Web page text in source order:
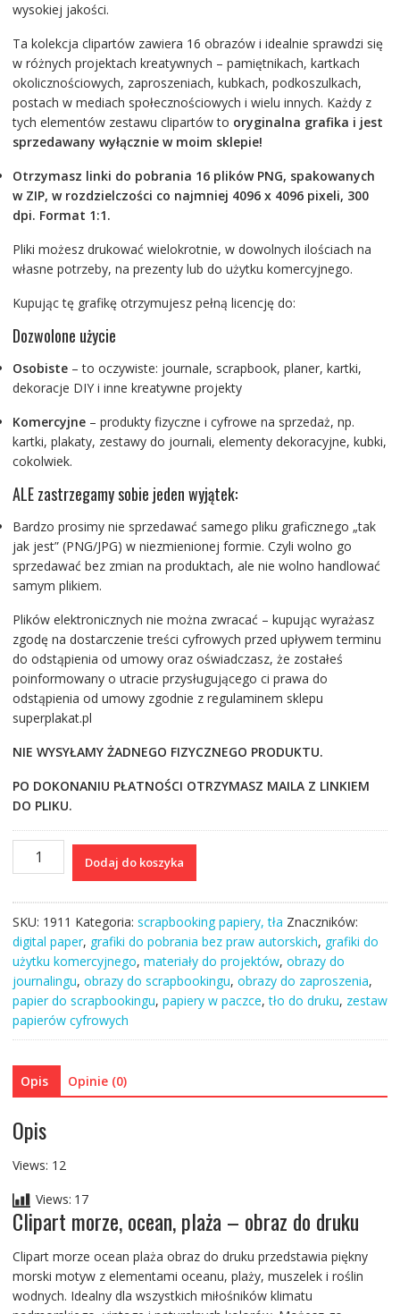
wysokiej jakości.
Ta kolekcja clipartów zawiera 16 obrazów i idealnie sprawdzi się
w różnych projektach kreatywnych – pamiętnikach, kartkach
okolicznościowych, zaproszeniach, kubkach, podkoszulkach,
postach w mediach społecznościowych i wielu innych. Każdy z
tych elementów zestawu clipartów to oryginalna grafika i jest
sprzedawany wyłącznie w moim sklepie!
Otrzymasz linki do pobrania 16 plików PNG, spakowanych
w ZIP, w rozdzielczości co najmniej 4096 x 4096 pixeli, 300
dpi. Format 1:1.
Pliki możesz drukować wielokrotnie, w dowolnych ilościach na
własne potrzeby, na prezenty lub do użytku komercyjnego.
Kupując tę grafikę otrzymujesz pełną licencję do:
Dozwolone użycie
Osobiste– to oczywiste: journale, scrapbook, planer, kartki,
dekoracje DIY i inne kreatywne projekty
Komercyjne– produkty fizyczne i cyfrowe na sprzedaż, np.
kartki, plakaty, zestawy do journali, elementy dekoracyjne, kubki,
cokolwiek.
ALE zastrzegamy sobie jeden wyjątek:
Bardzo prosimy nie sprzedawać samego pliku graficznego „tak
jak jest” (PNG/JPG) w niezmienionej formie. Czyli wolno go
sprzedawać bez zmian na produktach, ale nie wolno handlować
samym plikiem.
Plików elektronicznych nie można zwracać – kupując wyrażasz
zgodę na dostarczenie treści cyfrowych przed upływem terminu
do odstąpienia od umowy oraz oświadczasz, że zostałeś
poinformowany o utracie przysługującego ci prawa do
odstąpienia od umowy zgodnie z regulaminem sklepu
superplakat.pl
NIE WYSYŁAMY ŻADNEGO FIZYCZNEGO PRODUKTU.
PO DOKONANIU PŁATNOŚCI OTRZYMASZ MAILA Z LINKIEM
DO PLIKU.
ilość
Clipart
morze
ocean
plaża,
16
x
obraz
do
druku,
scrapbooking
journaling
x
34
cm
Dodaj do koszyka
SKU: 1911 Kategoria: scrapbooking papiery, tła Znaczników:
digital paper, grafiki do pobrania bez praw autorskich, grafiki do
użytku komercyjnego, materiały do projektów, obrazy do
journalingu, obrazy do scrapbookingu, obrazy do zaproszenia,
papier do scrapbookingu, papiery w paczce,tło do druku, zestaw
papierów cyfrowych
Opis Opinie (0)
Opis
Views: 12
Views: 17
Clipart morze, ocean, plaża – obraz do druku
Clipart morze ocean plaża obraz do druku przedstawia piękny
morski motyw z elementami oceanu, plaży, muszelek i roślin
wodnych. Idealny dla wszystkich miłośników klimatu